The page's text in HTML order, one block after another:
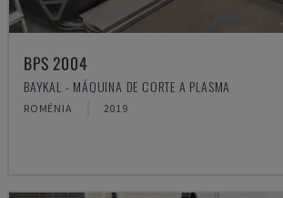
BPS 2004
BAYKAL - MÁQUINA DE CORTE A PLASMA
ROMÉNIA 2019